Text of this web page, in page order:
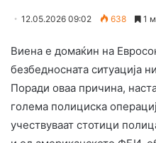
12.05.2026 09:02 638 1
Виена е домаќин на
безбедносната ситуација
Поради оваа причина,
голема полициска
учествуваат стотици